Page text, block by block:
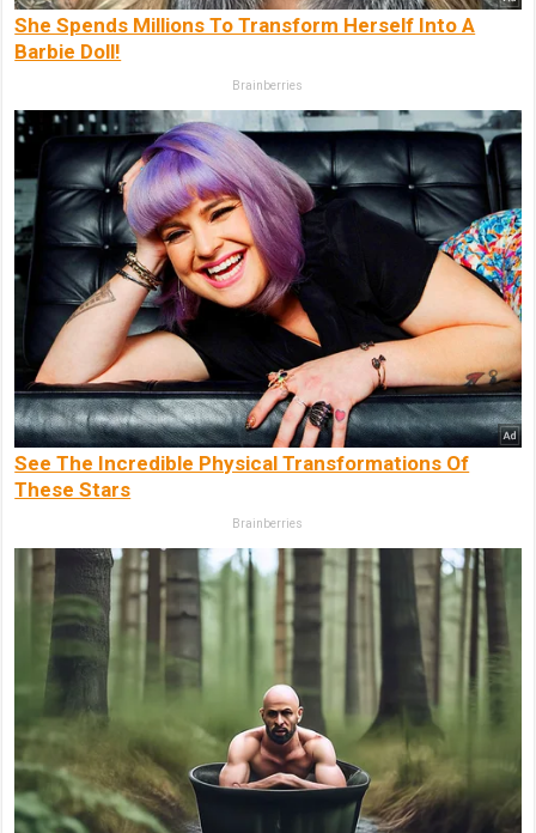
She Spends Millions To Transform Herself Into A
Barbie Doll!
Brainberries
See The Incredible Physical Transformations Of
These Stars
Brainberries